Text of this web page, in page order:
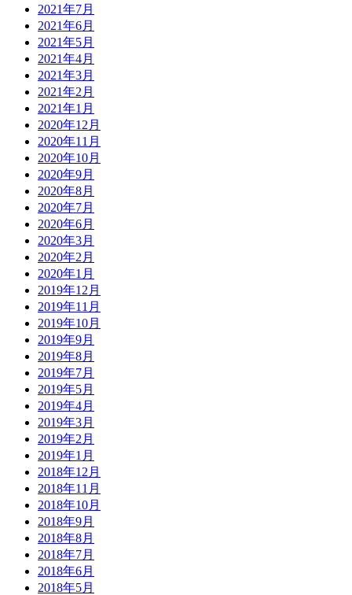
2021年7月
2021年6月
2021年5月
2021年4月
2021年3月
2021年2月
2021年1月
2020年12月
2020年11月
2020年10月
2020年9月
2020年8月
2020年7月
2020年6月
2020年3月
2020年2月
2020年1月
2019年12月
2019年11月
2019年10月
2019年9月
2019年8月
2019年7月
2019年5月
2019年4月
2019年3月
2019年2月
2019年1月
2018年12月
2018年11月
2018年10月
2018年9月
2018年8月
2018年7月
2018年6月
2018年5月